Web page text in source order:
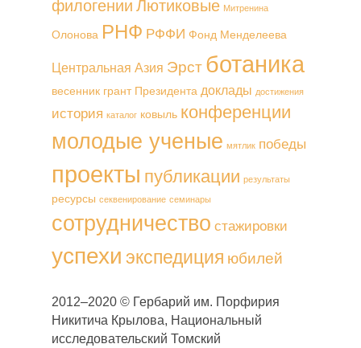
филогении Лютиковые Митренина
Олонова РНФ РФФИ Фонд Менделеева
Центральная Азия Эрст ботаника
весенник грант Президента доклады достижения
история каталог ковыль конференции
молодые ученые мятлик победы
проекты публикации результаты
ресурсы секвенирование семинары
сотрудничество стажировки
успехи экспедиция юбилей
2012–2020 © Гербарий им. Порфирия
Никитича Крылова, Национальный
исследовательский Томский